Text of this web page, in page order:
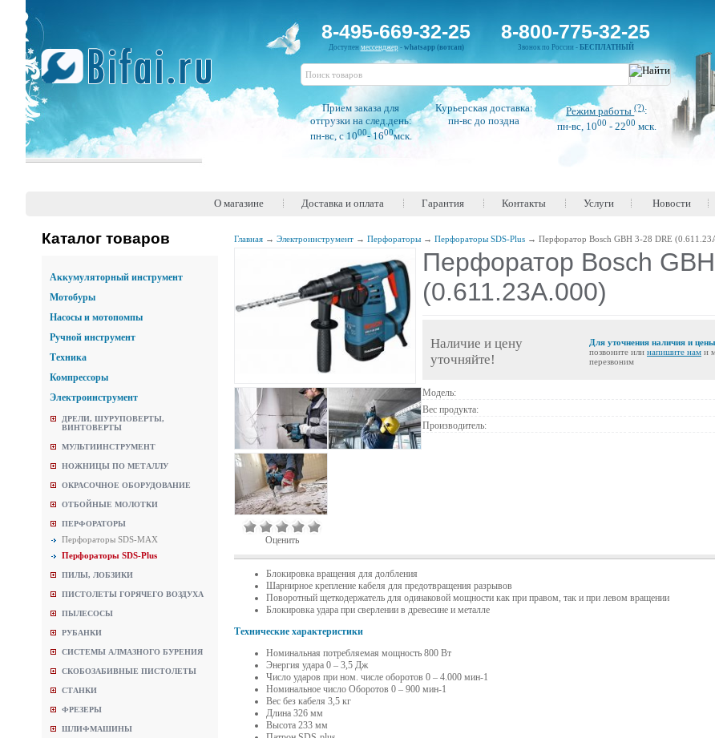
8-495-669-32-25
Доступен мессенджер- whatsapp (вотсап)
8-800-775-32-25
Звонок по России - БЕСПЛАТНЫЙ
Прием заказа для
отгрузки на след.день:
пн-вс, c 1000- 1600мск.
Курьерская доставка:
пн-вс до поздна
Режим работы(?):
пн-вс, 1000 - 2200 мск.
О магазине Доставка и оплата Гарантия Контакты Услуги Новости
Каталог товаров
Аккумуляторный инструмент
Мотобуры
Насосы и мотопомпы
Ручной инструмент
Техника
Компрессоры
Электроинструмент
ДРЕЛИ, ШУРУПОВЕРТЫ,
ВИНТОВЕРТЫ
МУЛЬТИИНСТРУМЕНТ
НОЖНИЦЫ ПО МЕТАЛЛУ
ОКРАСОЧНОЕ ОБОРУДОВАНИЕ
ОТБОЙНЫЕ МОЛОТКИ
ПЕРФОРАТОРЫ
Перфораторы SDS-MAX
Перфораторы SDS-Plus
ПИЛЫ, ЛОБЗИКИ
ПИСТОЛЕТЫ ГОРЯЧЕГО ВОЗДУХА
ПЫЛЕСОСЫ
РУБАНКИ
СИСТЕМЫ АЛМАЗНОГО БУРЕНИЯ
СКОБОЗАБИВНЫЕ ПИСТОЛЕТЫ
СТАНКИ
ФРЕЗЕРЫ
ШЛИФМАШИНЫ
Главная → Электроинструмент → Перфораторы → Перфораторы SDS-Plus → Перфоратор Bosch GBH 3-28 DRE
Оценить
Перфоратор Bosch
(0.611.23A.000)
Наличие и цену
уточняйте!
Для уточнения наличия и цены
позвоните или напишите нам и
перезвоним
Модель:
Вес продукта:
Производитель:
Блокировка вращения для долбления
Шарнирное крепление кабеля для предотвращения разрывов
Поворотный щеткодержатель для одинаковой мощности как при правом, так и при левом вращении
Блокировка удара при сверлении в древесине и металле
Технические характеристики
Номинальная потребляемая мощность 800 Вт
Энергия удара 0 – 3,5 Дж
Число ударов при ном. числе оборотов 0 – 4.000 мин-1
Номинальное число Оборотов 0 – 900 мин-1
Вес без кабеля 3,5 кг
Длина 326 мм
Высота 233 мм